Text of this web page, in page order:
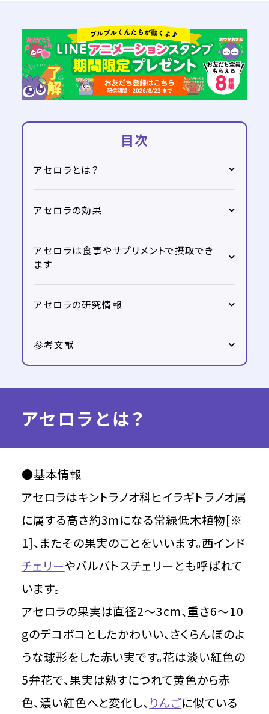
目次
アセロラとは？
アセロラの効果
アセロラは食事やサプリメントで摂取でき
ます
アセロラの研究情報
参考文献
アセロラとは？
●基本情報
アセロラはキントラノオ科ヒイラギトラノオ属
に属する高さ約3mになる常緑低木植物[※
1]、またその果実のことをいいます。西インド
チェリーやバルバトスチェリーとも呼ばれて
います。
アセロラの果実は直径2～3cm、重さ6～10
gのデコボコとしたかわいい、さくらんぼのよ
うな球形をした赤い実です。花は淡い紅色の
5弁花で、果実は熟すにつれて黄色から赤
色、濃い紅色へと変化し、 りんごに似ている